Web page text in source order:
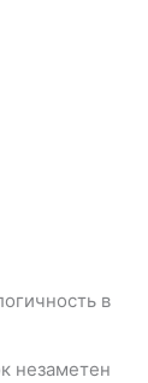
в
незаметен